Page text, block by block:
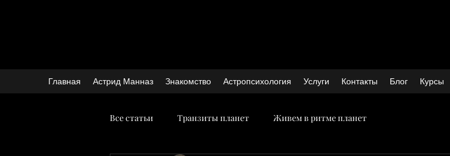
Главная Астрид Манназ Знакомство Астропсихология Услуги Контакты Блог Курсы
Все статьи Транзиты планет Живем в ритме планет